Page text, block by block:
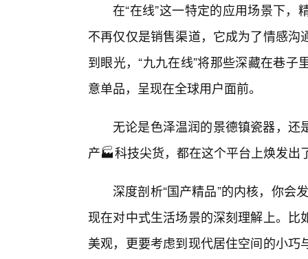
在“在线”这一特定的应用场景下
不再仅仅是销售渠道，它成为了情感
到眼光，“九九在线”将那些深藏在巷
意单品，呈现在全球用户面前。
无论是色泽温润的景德镇瓷器，
产🏭科技尖货，都在这个平台上焕发出
深度剖析“国产精品”的内核，你会
现在对中式生活场景的深刻理解上。
美观，更要考虑到现代居住空间的小